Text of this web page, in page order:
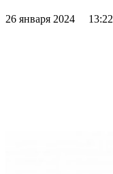
26 января 2024 13:22